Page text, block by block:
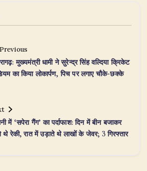
Previous
मुख्यमंत्री धामी ने सुरेन्द्र सिंह वल्दिया क्रिकेट
का किया लोकार्पण, पिच पर लगाए चौके-छक्के
में ‘सपेरा गैंग’ का पर्दाफाश: दिन में बीन बजाकर
रेकी, रात में उड़ाते थे लाखों के जेवर; 3 गिरफ्तार